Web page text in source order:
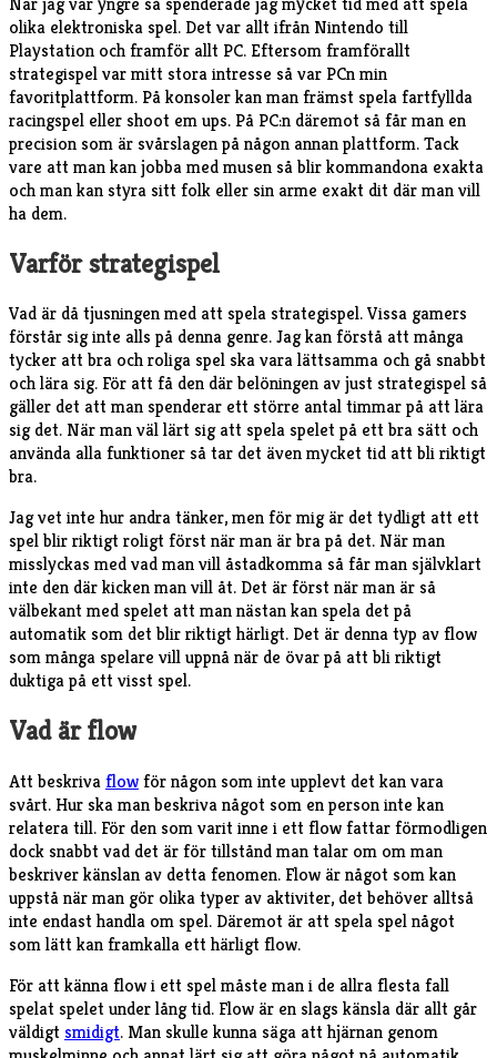
olika elektroniska spel. Det var allt ifrån Nintendo till
Playstation och framför allt PC. Eftersom framförallt
strategispel var mitt stora intresse så var PCn min
favoritplattform. På konsoler kan man främst spela fartfyllda
racingspel eller shoot em ups. På PC:n däremot så får man en
precision som är svårslagen på någon annan plattform. Tack
vare att man kan jobba med musen så blir kommandona exakta
och man kan styra sitt folk eller sin arme exakt dit där man vill
ha dem.
Varför strategispel
Vad är då tjusningen med att spela strategispel. Vissa gamers
förstår sig inte alls på denna genre. Jag kan förstå att många
tycker att bra och roliga spel ska vara lättsamma och gå snabbt
och lära sig. För att få den där belöningen av just strategispel så
gäller det att man spenderar ett större antal timmar på att lära
sig det. När man väl lärt sig att spela spelet på ett bra sätt och
använda alla funktioner så tar det även mycket tid att bli riktigt
bra.
Jag vet inte hur andra tänker, men för mig är det tydligt att ett
spel blir riktigt roligt först när man är bra på det. När man
misslyckas med vad man vill åstadkomma så får man självklart
inte den där kicken man vill åt. Det är först när man är så
välbekant med spelet att man nästan kan spela det på
automatik som det blir riktigt härligt. Det är denna typ av flow
som många spelare vill uppnå när de övar på att bli riktigt
duktiga på ett visst spel.
Vad är flow
Att beskrivaflowför någon som inte upplevt det kan vara
svårt. Hur ska man beskriva något som en person inte kan
relatera till. För den som varit inne i ett flow fattar förmodligen
dock snabbt vad det är för tillstånd man talar om om man
beskriver känslan av detta fenomen. Flow är något som kan
uppstå när man gör olika typer av aktiviter, det behöver alltså
inte endast handla om spel. Däremot är att spela spel något
som lätt kan framkalla ett härligt flow.
För att känna flow i ett spel måste man i de allra flesta fall
spelat spelet under lång tid. Flow är en slags känsla där allt går
väldigt smidigt. Man skulle kunna säga att hjärnan genom